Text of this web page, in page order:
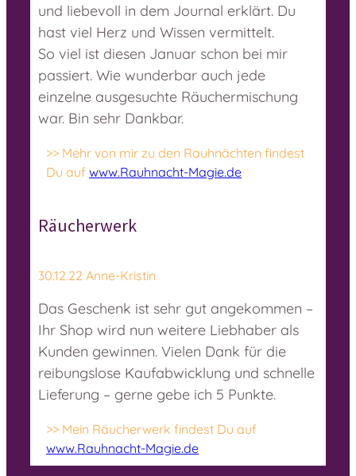
und liebevoll in dem Journal erklärt. Du
hast viel Herz und Wissen vermittelt.
So viel ist diesen Januar schon bei mir
passiert. Wie wunderbar auch jede
einzelne ausgesuchte Räuchermischung
war. Bin sehr Dankbar.
>> Mehr von mir zu den Rauhnächten findest
Du auf www.Rauhnacht-Magie.de
Räucherwerk
30.12.22 Anne-Kristin
Das Geschenk ist sehr gut angekommen –
Ihr Shop wird nun weitere Liebhaber als
Kunden gewinnen. Vielen Dank für die
reibungslose Kaufabwicklung und schnelle
Lieferung – gerne gebe ich 5 Punkte.
>> Mein Räucherwerk findest Du auf
www.Rauhnacht-Magie.de